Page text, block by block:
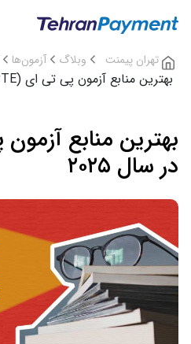
تهران پیمنت وبلاگ آزمون‌ها
بهترین منابع آزمون پی تی ای (PTE) در سال ۲۰۲۵
در سال ۲۰۲۵